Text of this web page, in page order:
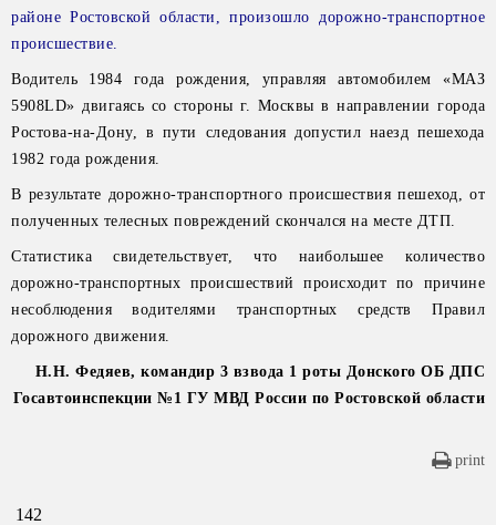
районе Ростовской области, произошло дорожно-транспортное
происшествие.
Водитель 1984 года рождения, управляя автомобилем «МАЗ
5908LD» двигаясь со стороны г. Москвы в направлении города
Ростова-на-Дону, в пути следования допустил наезд пешехода
1982 года рождения.
В результате дорожно-транспортного происшествия пешеход, от
полученных телесных повреждений скончался на месте ДТП.
Статистика свидетельствует, что наибольшее количество
дорожно-транспортных происшествий происходит по причине
несоблюдения водителями транспортных средств Правил
дорожного движения.
Н.Н. Федяев, командир 3 взвода 1 роты Донского ОБ ДПС
Госавтоинспекции №1 ГУ МВД России по Ростовской области
print
142